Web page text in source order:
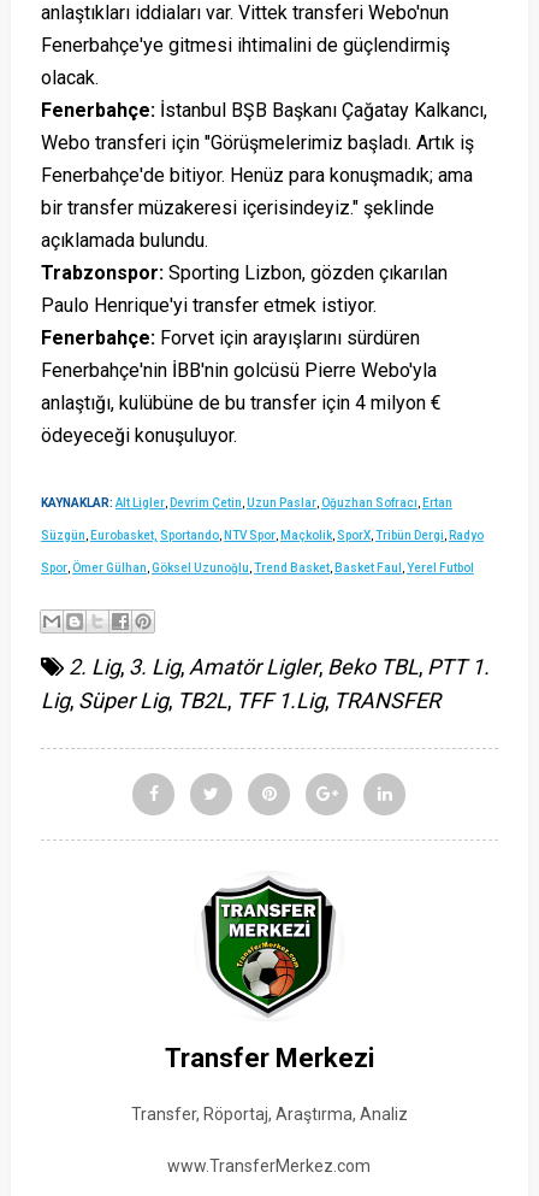
anlaştıkları iddiaları var. Vittek transferi Webo'nun
Fenerbahçe'ye gitmesi ihtimalini de güçlendirmiş
olacak.
Fenerbahçe: İstanbul BŞB Başkanı Çağatay Kalkancı,
Webo transferi için "Görüşmelerimiz başladı. Artık iş
Fenerbahçe'de bitiyor. Henüz para konuşmadık; ama
bir transfer müzakeresi içerisindeyiz." şeklinde
açıklamada bulundu.
Trabzonspor: Sporting Lizbon, gözden çıkarılan
Paulo Henrique'yi transfer etmek istiyor.
Fenerbahçe: Forvet için arayışlarını sürdüren
Fenerbahçe'nin İBB'nin golcüsü Pierre Webo'yla
anlaştığı, kulübüne de bu transfer için 4 milyon €
ödeyeceği konuşuluyor.
KAYNAKLAR: Alt Ligler, Devrim Çetin Uzun Paslar, Oğuzhan Sofracı Ertan
Süzgün Eurobasket, Sportando, NTV Spor, Maçkolik, SporX, Tribün Dergi Radyo
Spor, Ömer Gülhan Göksel Uzunoğlu Trend Basket, Basket Faul Yerel Futbol
2. Lig, 3. Lig, Amatör Ligler, Beko TBL, PTT 1.
Lig, Süper Lig, TB2L, TFF 1.Lig, TRANSFER
Transfer Merkezi
Transfer, Röportaj, Araştırma, Analiz
www.TransferMerkez.com